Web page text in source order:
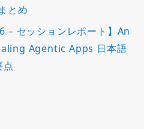
とめ
– セッションレポート】An
Agentic Apps 日本語
点